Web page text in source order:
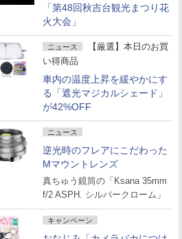
「第48回秋吉台観光まつり花
火大会」
ニュース
【厳選】本日のお買
い得商品
車内の温度上昇を緩やかにす
る「遮光マジカルシェード」
が42%OFF
ニュース
逆光時のフレアにこだわった
Mマウントレンズ
真ちゅう鏡筒の「Ksana 35mm
f/2 ASPH. シルバークローム」
キャンペーン